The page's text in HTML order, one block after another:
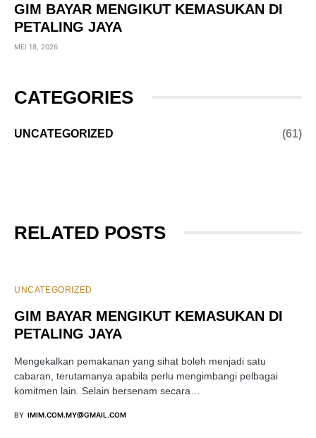
GIM BAYAR MENGIKUT KEMASUKAN DI
PETALING JAYA
MEI 18, 2026
CATEGORIES
UNCATEGORIZED (61)
RELATED POSTS
UNCATEGORIZED
GIM BAYAR MENGIKUT KEMASUKAN DI
PETALING JAYA
Mengekalkan pemakanan yang sihat boleh menjadi satu
cabaran, terutamanya apabila perlu mengimbangi pelbagai
komitmen lain. Selain bersenam secara…
BY IMIM.COM.MY@GMAIL.COM